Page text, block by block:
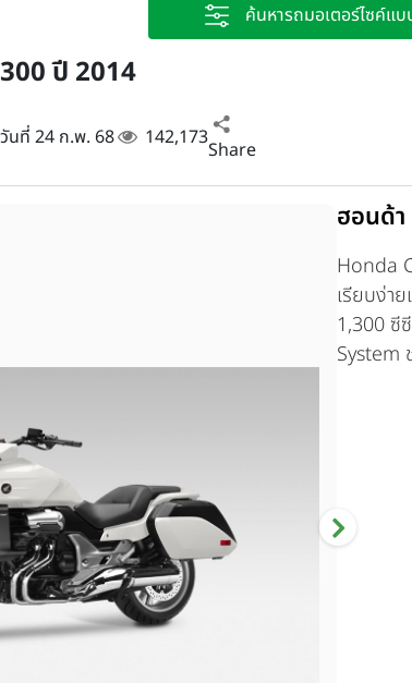
ค้นหารถมอเตอร์ไซค์แบ
ปี 2014
นที่ 24 ก.พ. 68 142,173Share
ฮอนด้
Honda
เรียบง่า
1,300 ซี
System